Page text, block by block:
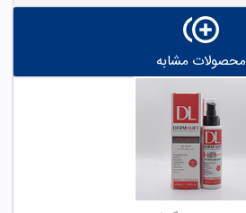
محصولات مشابه